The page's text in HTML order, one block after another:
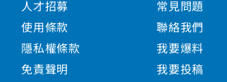
人才招募
使用條款
隱私權條款
免責聲明
常見問題
聯絡我們
我要爆料
我要投稿